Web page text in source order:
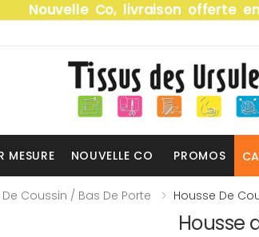
Nouvelle Co, livraison offerte
MESURE NOUVELLE CO PROMOS
Coussin / Bas De Porte Housse De
Housse